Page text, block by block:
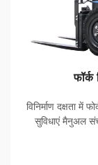
फॉर्क
विनिर्माण दक्षता में
सुविधाएं मैनुअल